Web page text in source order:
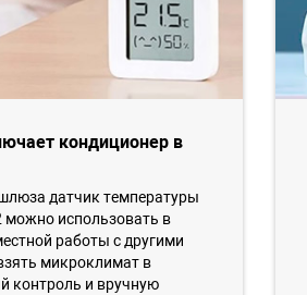
кондиционер в
датчик температуры
можно использовать в
работы с другими
микроклимат в
контроль и вручную